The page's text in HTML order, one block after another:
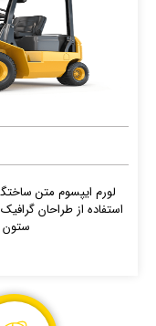
لورم ایپسوم متن
استفاده از طراحان
ستون